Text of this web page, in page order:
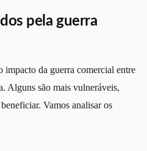
pela guerra
impacto da guerra comercial entre
Alguns são mais vulneráveis,
Vamos analisar os